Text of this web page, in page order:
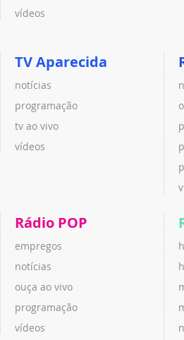
vídeos
TV Aparecida
notícias
programação
tv ao vivo
vídeos
Rádio POP
empregos
notícias
ouça ao vivo
programação
vídeos